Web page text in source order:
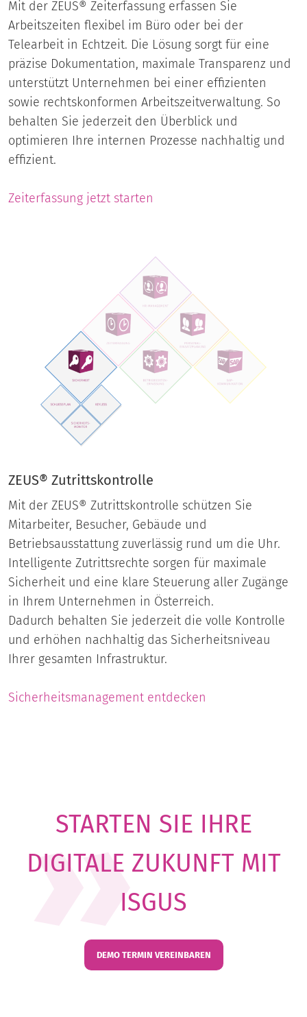
Mit der ZEUS® Zeiterfassung erfassen Sie
Arbeitszeiten flexibel im Büro oder bei der
Telearbeit in Echtzeit. Die Lösung sorgt für eine
präzise Dokumentation, maximale Transparenz und
unterstützt Unternehmen bei einer effizienten
sowie rechtskonformen Arbeitszeitverwaltung. So
behalten Sie jederzeit den Überblick und
optimieren Ihre internen Prozesse nachhaltig und
effizient.
Zeiterfassung jetzt starten
ZEUS® Zutrittskontrolle
Mit der ZEUS® Zutrittskontrolle schützen Sie
Mitarbeiter, Besucher, Gebäude und
Betriebsausstattung zuverlässig rund um die Uhr.
Intelligente Zutrittsrechte sorgen für maximale
Sicherheit und eine klare Steuerung aller Zugänge
in Ihrem Unternehmen in Österreich.
Dadurch behalten Sie jederzeit die volle Kontrolle
und erhöhen nachhaltig das Sicherheitsniveau
Ihrer gesamten Infrastruktur.
Sicherheitsmanagement entdecken
STARTEN SIE IHRE
DIGITALE ZUKUNFT MIT
ISGUS
DEMO TERMIN VEREINBAREN